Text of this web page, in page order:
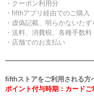
・クーポン利用分
・fifthアプリ経由でのご購入
・虚偽記載、明らかないた
・送料、消費税、各種手数料
・店舗でのお支払い
fifthストアをご利用される方
ポイント付与時期：カード